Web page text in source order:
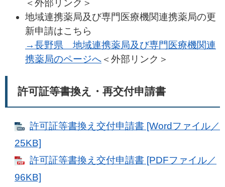
＜外部リンク＞
地域連携薬局及び専門医療機関連携薬局の更
新申請はこちら
→長野県 地域連携薬局及び専門医療機関連
携薬局のページへ ＜外部リンク＞
許可証等書換え・再交付申請書
許可証等書換え交付申請書 [Wordファイル／
25KB]
許可証等書換え交付申請書 [PDFファイル／
96KB]